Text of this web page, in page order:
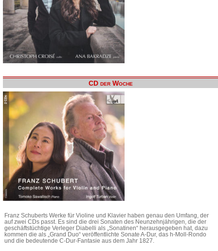
CD der Woche
Franz Schuberts Werke für Violine und Klavier haben genau den Umfang, der
auf zwei CDs passt. Es sind die drei Sonaten des Neunzehnjährigen, die der
geschäftstüchtige Verleger Diabelli als „Sonatinen“ herausgegeben hat, dazu
kommen die als „Grand Duo“ veröffentlichte Sonate A-Dur, das h-Moll-Rondo
und die bedeutende C-Dur-Fantasie aus dem Jahr 1827.